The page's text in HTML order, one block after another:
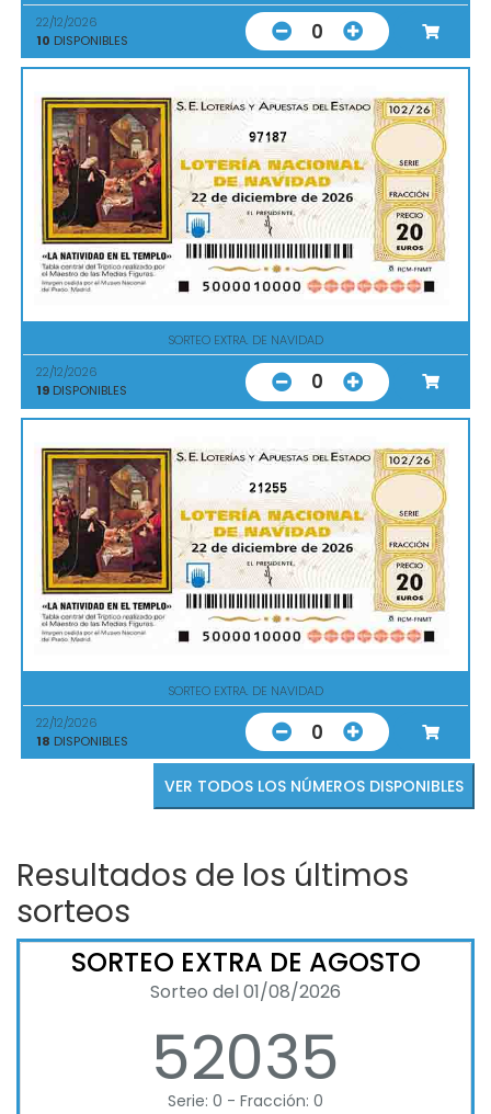
22/12/2026
10 DISPONIBLES 0
97187
SORTEO EXTRA. DE NAVIDAD
22/12/2026
19 DISPONIBLES 0
21255
SORTEO EXTRA. DE NAVIDAD
22/12/2026
18 DISPONIBLES 0
VER TODOS LOS NÚMEROS DISPONIBLES
Resultados de los últimos
sorteos
SORTEO EXTRA DE AGOSTO
Sorteo del 01/08/2026
52035
Serie: 0 - Fracción: 0